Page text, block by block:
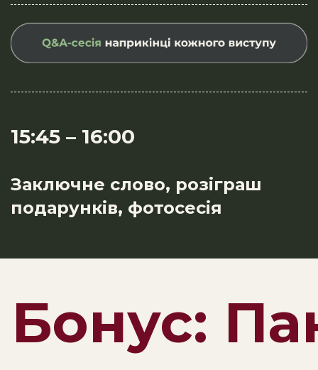
15:45 – 16:00
Заключне слово, розіграш
подарунків, фотосесія
Бонус: